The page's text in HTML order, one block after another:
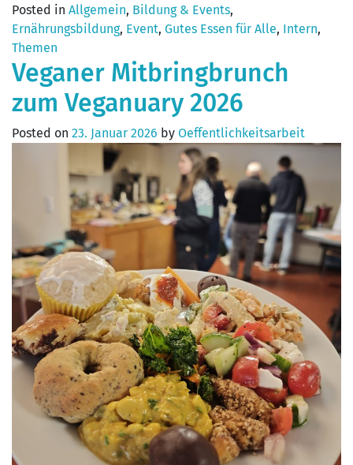
Posted in Allgemein, Bildung & Events,
Ernährungsbildung, Event, Gutes Essen für Alle, Intern,
Themen
Veganer Mitbringbrunch
zum Veganuary 2026
Posted on 23. Januar 2026 by Oeffentlichkeitsarbeit